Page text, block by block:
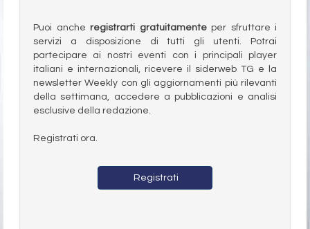
Puoi anche registrarti gratuitamenteper sfruttare i
servizi a disposizione di tutti gli utenti. Potrai
partecipare ai nostri eventi con i principali player
italiani e internazionali, ricevere il siderweb TG e la
newsletter Weekly con gli aggiornamenti più rilevanti
della settimana, accedere a pubblicazioni e analisi
esclusive della redazione.
Registrati ora.
Registrati